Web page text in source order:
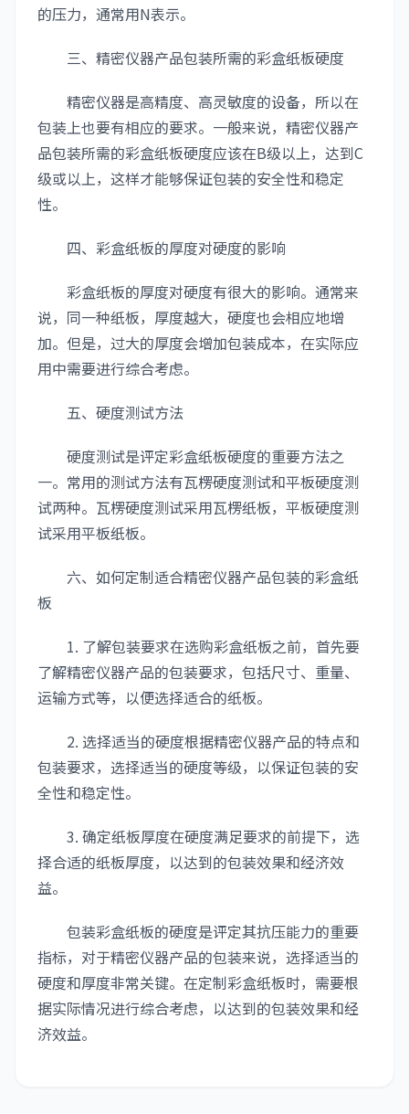
的压力，通常用N表示。
三、精密仪器产品包装所需的彩盒纸板硬度
精密仪器是高精度、高灵敏度的设备，所以在
包装上也要有相应的要求。一般来说，精密仪器产
品包装所需的彩盒纸板硬度应该在B级以上，达到C
级或以上，这样才能够保证包装的安全性和稳定
性。
四、彩盒纸板的厚度对硬度的影响
彩盒纸板的厚度对硬度有很大的影响。通常来
说，同一种纸板，厚度越大，硬度也会相应地增
加。但是，过大的厚度会增加包装成本，在实际应
用中需要进行综合考虑。
五、硬度测试方法
硬度测试是评定彩盒纸板硬度的重要方法之
一。常用的测试方法有瓦楞硬度测试和平板硬度测
试两种。瓦楞硬度测试采用瓦楞纸板，平板硬度测
试采用平板纸板。
六、如何定制适合精密仪器产品包装的彩盒纸
板
1. 了解包装要求在选购彩盒纸板之前，首先要
了解精密仪器产品的包装要求，包括尺寸、重量、
运输方式等，以便选择适合的纸板。
2. 选择适当的硬度根据精密仪器产品的特点和
包装要求，选择适当的硬度等级，以保证包装的安
全性和稳定性。
3. 确定纸板厚度在硬度满足要求的前提下，选
择合适的纸板厚度，以达到的包装效果和经济效
益。
包装彩盒纸板的硬度是评定其抗压能力的重要
指标，对于精密仪器产品的包装来说，选择适当的
硬度和厚度非常关键。在定制彩盒纸板时，需要根
据实际情况进行综合考虑，以达到的包装效果和经
济效益。